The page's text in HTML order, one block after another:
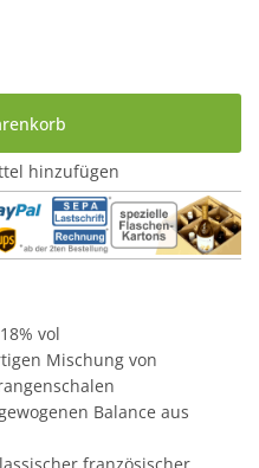
gewünschten
hinzufügen
vol
Mischung von
Balance aus